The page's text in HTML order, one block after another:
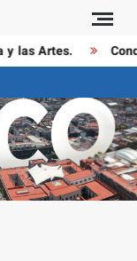
las Artes.